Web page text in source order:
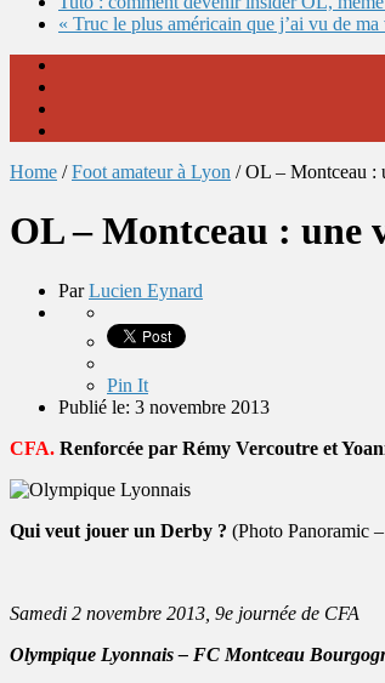
« Truc le plus américain que j’ai vu de ma
Home /Foot amateur à Lyon /OL – Montceau :
OL – Montceau : une
ParLucien Eynard
Pin It
Publié le: 3 novembre 2013
CFA. Renforcée par Rémy Vercoutre et
Qui veut jouer un Derby ? (Photo Panoramic
Samedi 2 novembre 2013, 9e journée de CFA
Olympique Lyonnais – FC Montceau